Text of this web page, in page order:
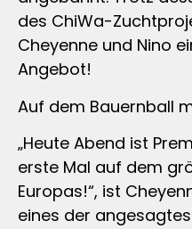
des ChiWa-
Cheyenne und Nino
Angebot!
Auf dem Bauernball
„Heute Abend ist
erste Mal auf dem
Europas!“, ist
eines der